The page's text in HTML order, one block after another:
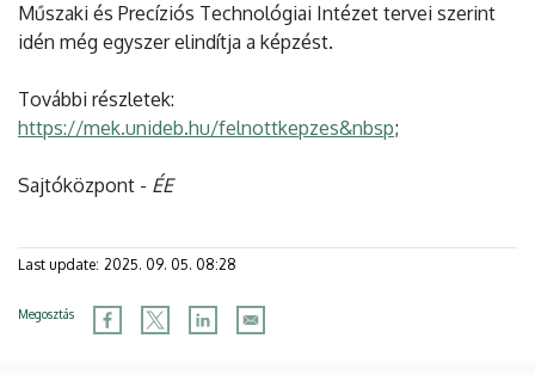
Műszaki és Precíziós Technológiai Intézet tervei szerint
idén még egyszer elindítja a képzést.
További részletek:
https://mek.unideb.hu/felnottkepzes&nbsp;
Sajtóközpont - ÉE
Last update: 2025. 09. 05. 08:28
Megosztás